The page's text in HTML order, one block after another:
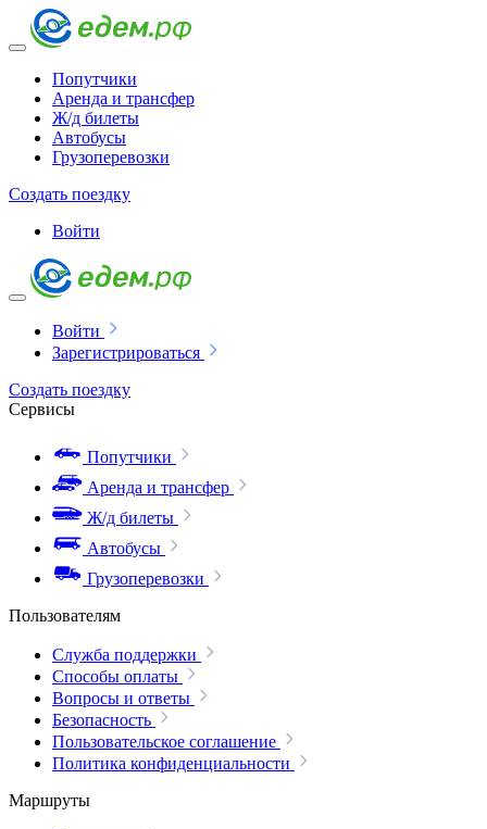
Попутчики
Аренда и трансфер
Ж/д билеты
Автобусы
Грузоперевозки
Создать поездку
Войти
Войти
Зарегистрироваться
Создать поездку
Сервисы
Попутчики
Аренда и трансфер
Ж/д билеты
Автобусы
Грузоперевозки
Пользователям
Служба поддержки
Способы оплаты
Вопросы и ответы
Безопасность
Пользовательское соглашение
Политика конфиденциальности
Маршруты